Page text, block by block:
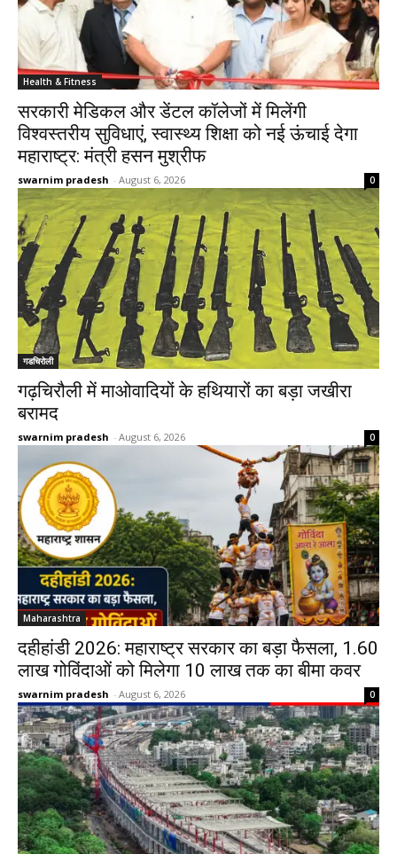
Health & Fitness
सरकारी मेडिकल और डेंटल कॉलेजों में मिलेंगी
विश्वस्तरीय सुविधाएं, स्वास्थ्य शिक्षा को नई ऊंचाई देगा
महाराष्ट्र: मंत्री हसन मुश्रीफ
swarnim pradesh - August 6, 2026 0
गडचिरोली
गढ़चिरौली में माओवादियों के हथियारों का बड़ा जखीरा
बरामद
swarnim pradesh - August 6, 2026 0
Maharashtra
दहीहांडी 2026: महाराष्ट्र सरकार का बड़ा फैसला, 1.60
लाख गोविंदाओं को मिलेगा ₹10 लाख तक का बीमा कवर
swarnim pradesh - August 6, 2026 0